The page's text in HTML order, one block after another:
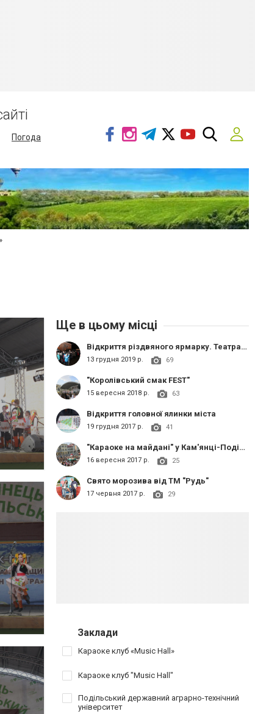
Погода
Ще в цьому місці
Відкриття різдвяного ярмарку. Театралізоване дійство "Андріївські вечорниці на Поділлі"
13 грудня 2019 р. 69
"Королівський смак FEST"
15 вересня 2018 р. 63
Відкриття головної ялинки міста
19 грудня 2017 р. 41
"Караоке на майдані" у Кам'янці-Подільському
16 вересня 2017 р. 25
Свято морозива від ТМ "Рудь"
17 червня 2017 р. 29
Заклади
Караоке клуб «Music Hall»
Караоке клуб "Music Hall"
Подільський державний аграрно-технічний
університет